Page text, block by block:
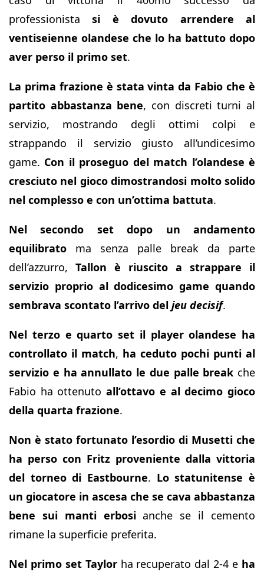
professionistasi è dovuto arrendere al
ventiseienne olandese che lo ha battuto dopo
aver perso il primo set.
La prima frazione è stata vinta da Fabio che è
partito abbastanza bene, con discreti turni al
servizio, mostrando degli ottimi colpi e
strappando il servizio giusto all’undicesimo
game. Con il proseguo del match l’olandese è
cresciuto nel gioco dimostrandosi molto solido
nel complesso e con un’ottima battuta.
Nel secondo set dopo un andamento
equilibrato ma senza palle break da parte
dell’azzurro, Tallon è riuscito a strappare il
servizio proprio al dodicesimo game quando
sembrava scontato l’arrivo del jeu decisif.
Nel terzo e quarto set il player olandese ha
controllato il match, ha ceduto pochi punti al
servizio e ha annullato le due palle break che
Fabio ha ottenutoall’ottavo e al decimo gioco
della quarta frazione.
Non è stato fortunato l’esordio di Musetti che
ha perso con Fritz proveniente dalla vittoria
del torneo di Eastbourne. Lo statunitense è
un giocatore in ascesa che se cava abbastanza
bene sui manti erbosianche se il cemento
rimane la superficie preferita.
Nel primo set Taylorha recuperato dal 2-4 e ha